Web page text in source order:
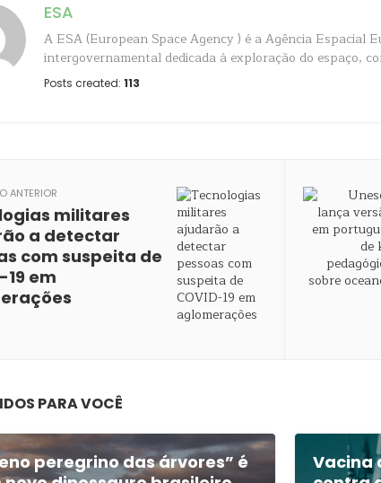
ESA
A ESA (European Space Agency ) é a Agência Espacial
intergovernamental dedicada à exploração do espaço,
Posts created: 113
ANTERIOR
militares
a detectar
com suspeita de
19 em
PARA VOCÊ
peregrino das árvores” é
Vacina